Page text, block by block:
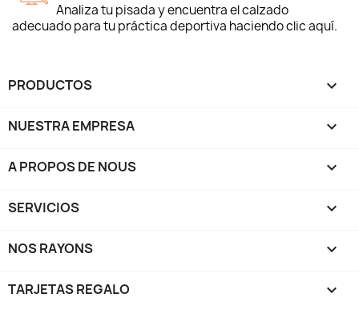
Analiza tu pisada y encuentra el calzado
adecuado para tu práctica deportiva haciendo clic aquí.
PRODUCTOS 
NUESTRA EMPRESA 
A PROPOS DE NOUS 
SERVICIOS 
NOS RAYONS 
TARJETAS REGALO 